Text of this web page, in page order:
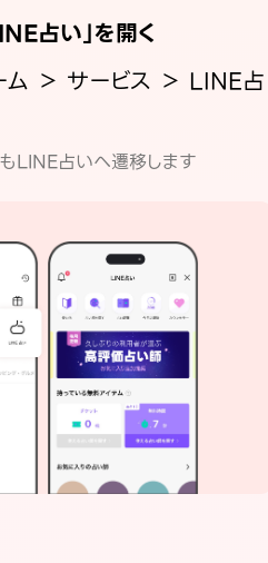
占い」を開く
ム ＞ サービス ＞ LINE占
LINE占いへ遷移します